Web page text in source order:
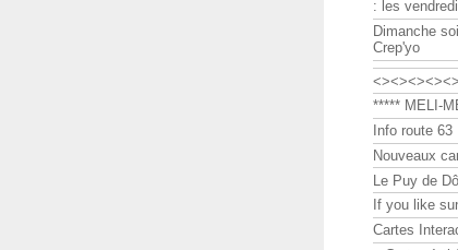
: les
Dimanche
Crep'yo
***** MELI-
Info route 63
Nouveaux
Le Puy de
If you like
Cartes